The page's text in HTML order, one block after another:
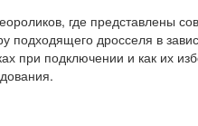
где представлены
дросселя в
при подключении и как их